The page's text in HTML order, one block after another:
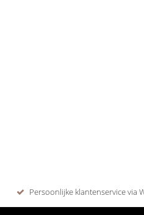
Persoonlijke klantenservice via